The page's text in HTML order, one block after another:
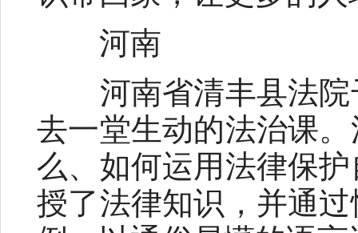
河南
河南省清丰县法院
去一堂生动的法治课
么、如何运用法律保
授了法律知识，并通